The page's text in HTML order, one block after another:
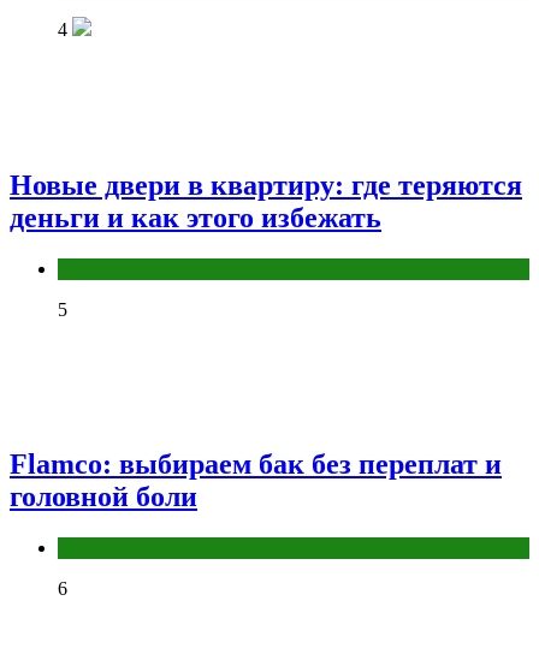
4
Новые двери в квартиру: где теряются
деньги и как этого избежать
5
Flamco: выбираем бак без переплат и
головной боли
6